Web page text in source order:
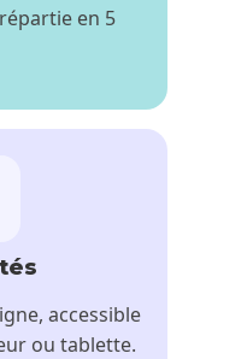
en 5
accessible
ou tablette.